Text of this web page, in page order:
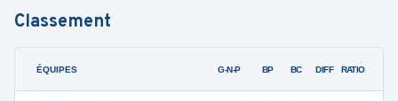
Classement
ÉQUIPES G-N-P BP BC DIFF RATIO